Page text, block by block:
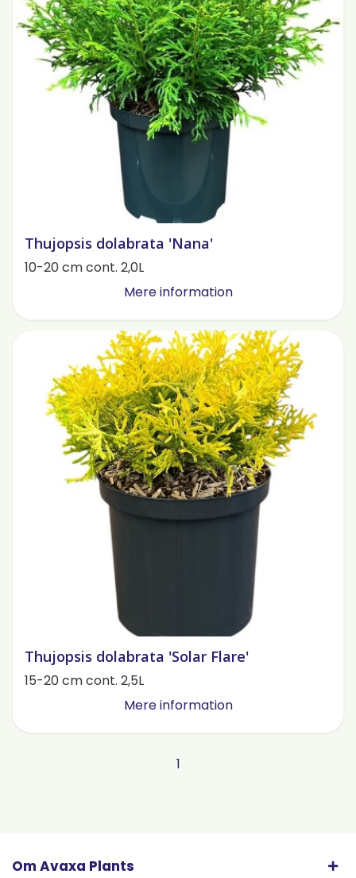
Thujopsis dolabrata 'Nana'
10-20 cm cont. 2,0L
Mere information
Thujopsis dolabrata 'Solar Flare'
15-20 cm cont. 2,5L
Mere information
1
Om Avaxa Plants